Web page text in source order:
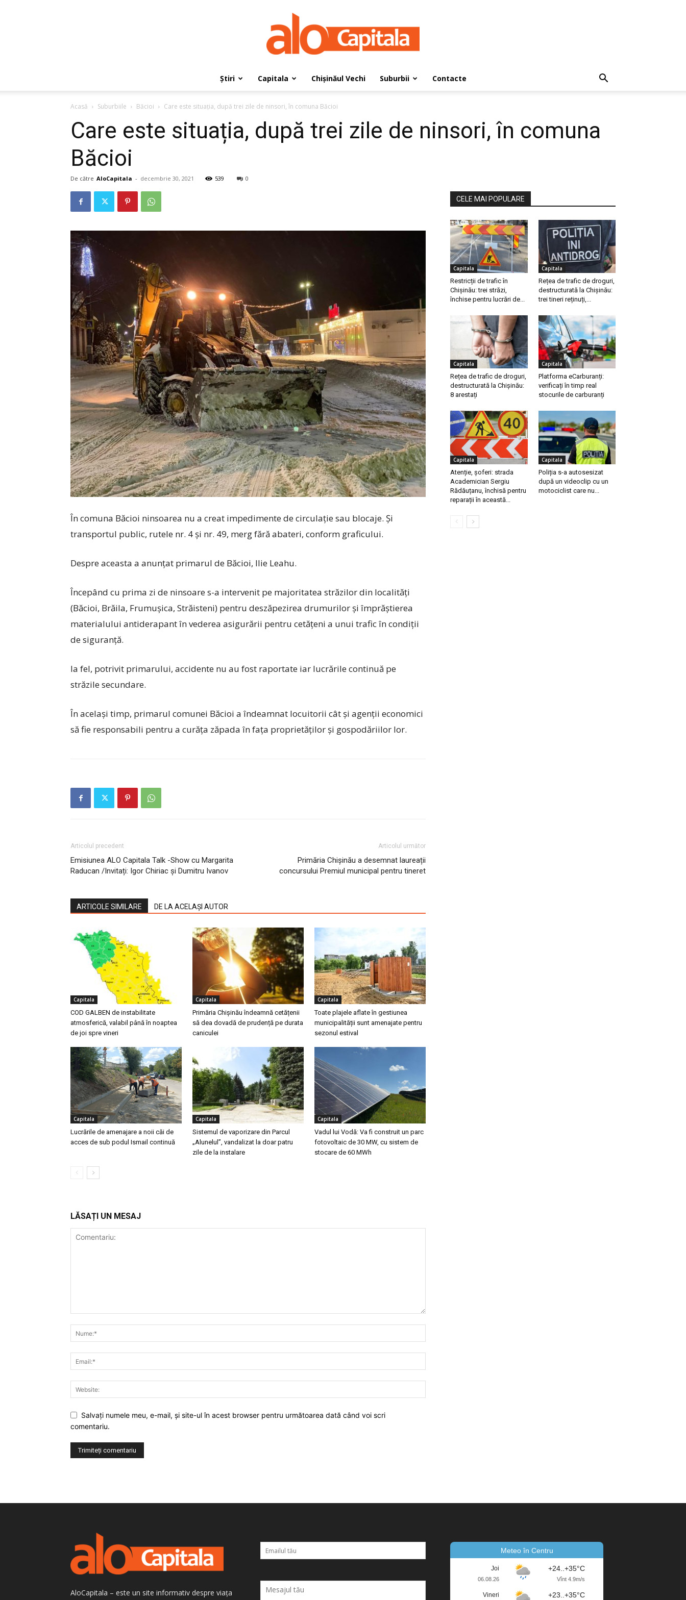
Știri Capitala Chișinăul Vechi Suburbii Contacte
Acasă Suburbiile Băcioi Care este situația, după trei zile de ninsori, în comuna Băcioi
Care este situația, după trei zile de ninsori, în comuna
Băcioi
De către AloCapitala - decembrie 30, 2021 539 0
În comuna Băcioi ninsoarea nu a creat impedimente de circulație sau blocaje. Și
transportul public, rutele nr. 4 și nr. 49, merg fără abateri, conform graficului.
Despre aceasta a anunțat primarul de Băcioi, Ilie Leahu.
Începând cu prima zi de ninsoare s-a intervenit pe majoritatea străzilor din localități
(Băcioi, Brăila, Frumușica, Străisteni) pentru deszăpezirea drumurilor și împrăștierea
materialului antiderapant în vederea asigurării pentru cetățeni a unui trafic în condiţii
de siguranţă.
la fel, potrivit primarului, accidente nu au fost raportate iar lucrările continuă pe
străzile secundare.
În același timp, primarul comunei Băcioi a îndeamnat locuitorii cât și agenții economici
să fie responsabili pentru a curăța zăpada în fața proprietăților și gospodăriilor lor.
Articolul precedent
Emisiunea ALO Capitala Talk -Show cu Margarita
Raducan /Invitați: Igor Chiriac și Dumitru Ivanov
Articolul următor
Primăria Chișinău a desemnat laureații
concursului Premiul municipal pentru tineret
ARTICOLE SIMILARE DE LA ACELAȘI AUTOR
Capitala
COD GALBEN de instabilitate
atmosferică, valabil până în noaptea
de joi spre vineri
Capitala
Primăria Chișinău îndeamnă cetățenii
să dea dovadă de prudență pe durata
caniculei
Capitala
Toate plajele aflate în gestiunea
municipalității sunt amenajate pentru
sezonul estival
Capitala
Lucrările de amenajare a noii căi de
acces de sub podul Ismail continuă
Capitala
Sistemul de vaporizare din Parcul
„Alunelul”, vandalizat la doar patru
zile de la instalare
Capitala
Vadul lui Vodă: Va fi construit un parc
fotovoltaic de 30 MW, cu sistem de
stocare de 60 MWh
LĂSAȚI UN MESAJ
Salvaţi numele meu, e-mail, şi site-ul în acest browser pentru următoarea dată când voi scri
comentariu.
CELE MAI POPULARE
Capitala
Restricții de trafic în
Chișinău: trei străzi,
închise pentru lucrări de...
Capitala
Rețea de trafic de droguri,
destructurată la Chișinău:
trei tineri reținuți,...
Capitala
Rețea de trafic de droguri,
destructurată la Chișinău:
8 arestați
Capitala
Platforma eCarburanți:
verificați în timp real
stocurile de carburanți
Capitala
Atenție, șoferi: strada
Academician Sergiu
Rădăuțanu, închisă pentru
reparații în această...
Capitala
Poliția s-a autosesizat
după un videoclip cu un
motociclist care nu...
AloCapitala – este un site informativ despre viața
Meteo în Centru
Joi
06.08.26
+24..+35°C
Vînt 4.9m/s
Vineri +23..+35°C